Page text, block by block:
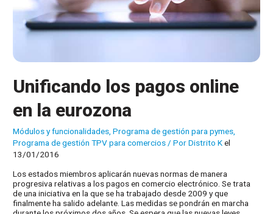
Unificando los pagos online
en la eurozona
Módulos y funcionalidades ,Programa de gestión para pymes
Programa de gestión TPV para comercios / PorDistrito Kel
13/01/2016
Los estados miembros aplicarán nuevas normas de manera
progresiva relativas a los pagos en comercio electrónico. Se trata
de una iniciativa en la que se ha trabajado desde 2009 y que
finalmente ha salido adelante. Las medidas se pondrán en marcha